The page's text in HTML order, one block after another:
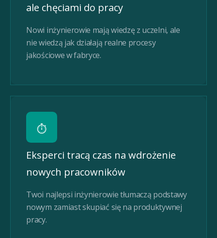
ale chęciami do pracy
Nowi inżynierowie mają wiedzę z uczelni, ale
nie wiedzą jak działają realne procesy
jakościowe w fabryce.
⏱️
Eksperci tracą czas na wdrożenie
nowych pracowników
Twoi najlepsi inżynierowie tłumaczą podstawy
nowym zamiast skupiać się na produktywnej
pracy.